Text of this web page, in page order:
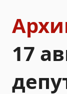
17